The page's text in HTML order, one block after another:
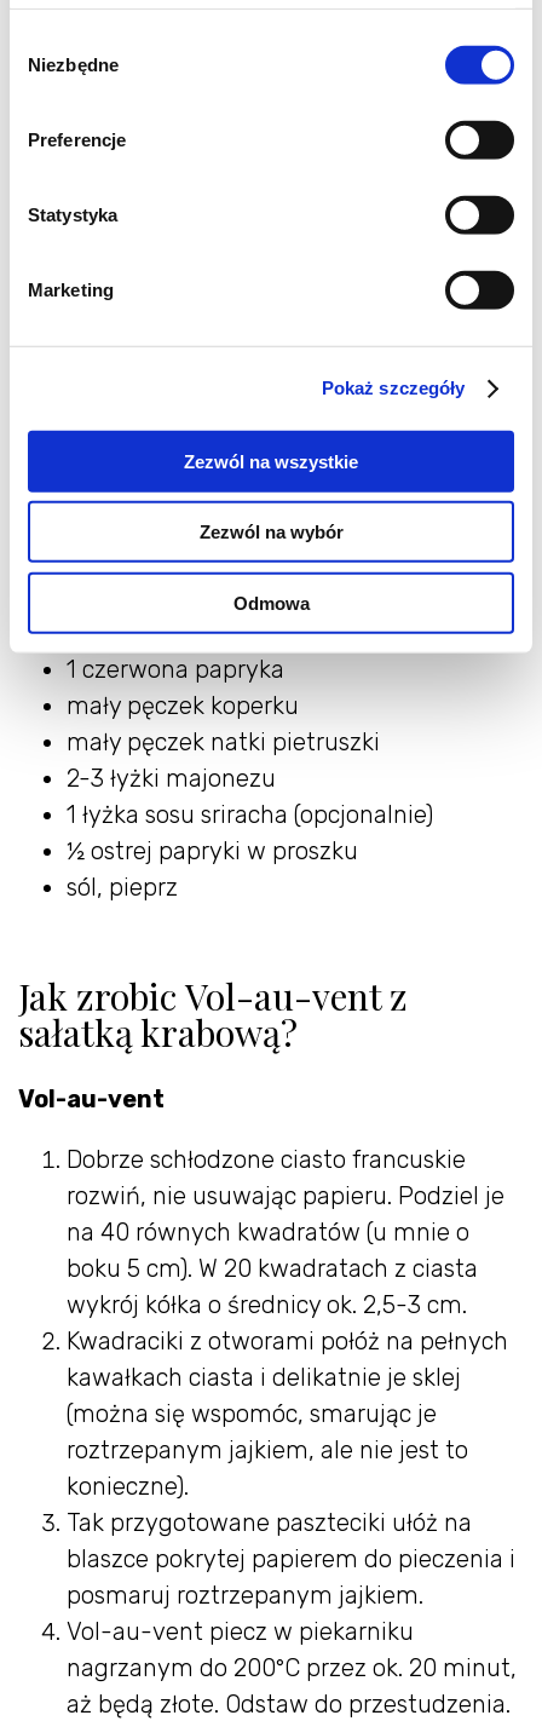
zgody
Niezbędne
Preferencje
Statystyka
Marketing
Pokaż szczegóły
Zezwól na wszystkie
Zezwól na wybór
Odmowa
sałatką krabową:
Vol-au-vent:
Sałatka krabowa:
200 g paluszków krabowych
1 czerwona papryka
mały pęczek koperku
mały pęczek natki pietruszki
2-3 łyżki majonezu
1 łyżka sosu sriracha (opcjonalnie)
½ ostrej papryki w proszku
sól, pieprz
Jak zrobic Vol-au-vent z
sałatką krabową?
Vol-au-vent
Dobrze schłodzone ciasto francuskie
rozwiń, nie usuwając papieru. Podziel je
na 40 równych kwadratów (u mnie o
boku 5 cm). W 20 kwadratach z ciasta
wykrój kółka o średnicy ok. 2,5-3 cm.
Kwadraciki z otworami połóż na pełnych
kawałkach ciasta i delikatnie je sklej
(można się wspomóc, smarując je
roztrzepanym jajkiem, ale nie jest to
konieczne).
Tak przygotowane paszteciki ułóż na
blaszce pokrytej papierem do pieczenia i
posmaruj roztrzepanym jajkiem.
Vol-au-vent piecz w piekarniku
nagrzanym do 200°C przez ok. 20 minut,
aż będą złote. Odstaw do przestudzenia.